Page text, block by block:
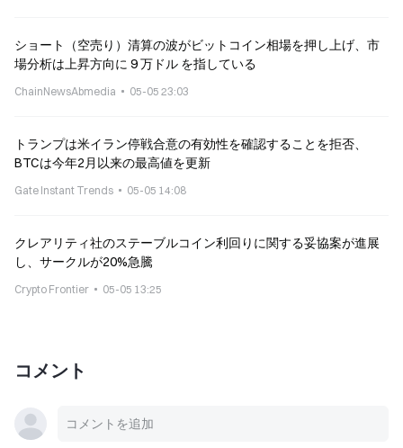
ショート（空売り）清算の波がビットコイン相場を押し上げ、市
場分析は上昇方向に 9 万ドル を指している
ChainNewsAbmedia 05-05 23:03
トランプは米イラン停戦合意の有効性を確認することを拒否、
BTCは今年2月以来の最高値を更新
Gate Instant Trends 05-05 14:08
クレアリティ社のステーブルコイン利回りに関する妥協案が進展
し、サークルが20%急騰
Crypto Frontier 05-05 13:25
コメント